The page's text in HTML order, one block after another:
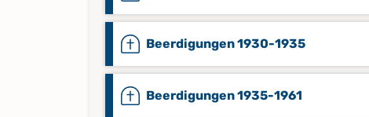
Beerdigungen 1930-1935
Beerdigungen 1935-1961